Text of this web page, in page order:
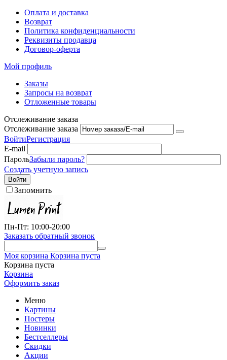
Оплата и доставка
Возврат
Политика конфиденциальности
Реквизиты продавца
Договор-оферта
Мой профиль
Заказы
Запросы на возврат
Отложенные товары
Отслеживание заказа
Отслеживание заказа
ВойтиРегистрация
E-mail
ПарольЗабыли пароль?
Создать учетную запись
Войти
Запомнить
Пн-Пт: 10:00-20:00
Заказать обратный звонок
Моя корзина Корзина пуста
Корзина пуста
Корзина
Оформить заказ
Меню
Картины
Постеры
Новинки
Бестселлеры
Скидки
Акции